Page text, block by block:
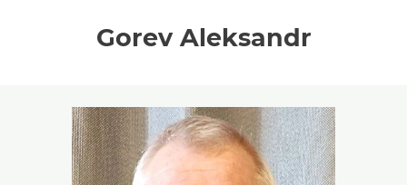
Gorev Aleksandr